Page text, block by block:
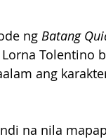
ng Batang
Tolentino
ang
na nila